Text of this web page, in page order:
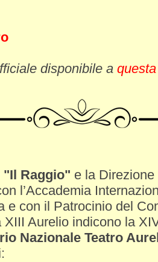
disponibile a
"Il Raggio" e la
l’Accademia
e con il Patrocinio del
XIII Aurelio indicono la
Nazionale Teatro